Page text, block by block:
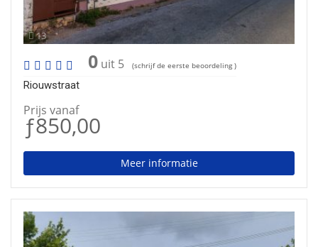
13
0 uit 5 (schrijf de eerste beoordeling )
Riouwstraat
Prijs vanaf
ƒ850,00
Meer informatie